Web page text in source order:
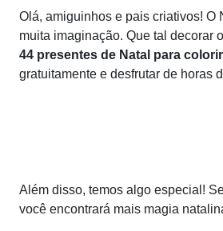
Olá, amiguinhos e pais criativos! O
muita imaginação. Que tal decorar
44 presentes de Natal para
gratuitamente e desfrutar de horas
Além disso, temos algo especial!
você encontrará mais magia